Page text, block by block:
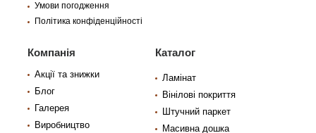
Умови погодження
Політика конфіденційності
Компанія
Акції та знижки
Блог
Галерея
Виробництво
Каталог
Ламінат
Вінілові покриття
Штучний паркет
Масивна дошка